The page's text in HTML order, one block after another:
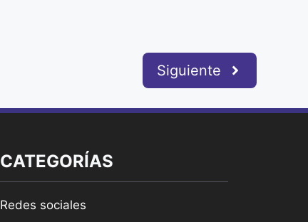
Siguiente
CATEGORÍAS
Redes sociales